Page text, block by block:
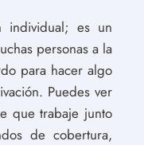
individual; es un
personas a la
para hacer algo
Puedes ver
que trabaje junto
de cobertura,